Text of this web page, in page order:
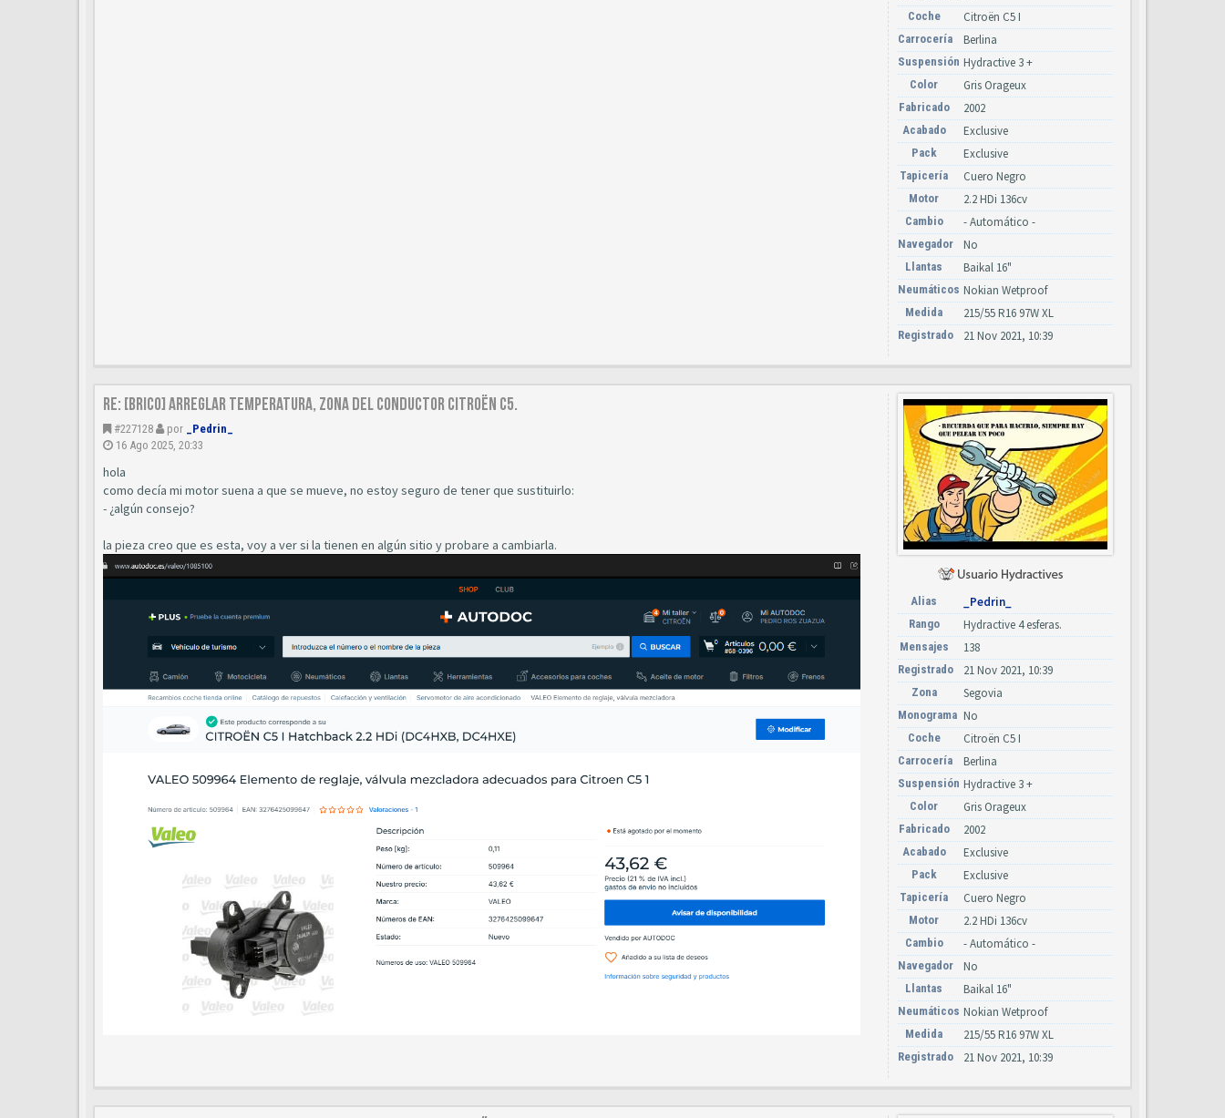
Coche Citroën C5 I
Carrocería Berlina
Suspensión Hydractive 3 +
Color Gris Orageux
Fabricado 2002
Acabado Exclusive
Pack Exclusive
Tapicería Cuero Negro
Motor 2.2 HDi 136cv
Cambio - Automático -
Navegador No
Llantas Baikal 16"
Neumáticos Nokian Wetproof
Medida 215/55 R16 97W XL
Registrado 21 Nov 2021, 10:39
Re: [Brico] Arreglar temperatura, zona del conductor Citroën C5.
#227128 por _Pedrin_
16 Ago 2025, 20:33
hola
como decía mi motor suena a que se mueve, no estoy seguro de tener que sustituirlo:
- ¿algún consejo?
la pieza creo que es esta, voy a ver si la tienen en algún sitio y probare a cambiarla.
Alias _Pedrin_
Rango Hydractive 4 esferas.
Mensajes 138
Registrado 21 Nov 2021, 10:39
Zona Segovia
Monograma No
Coche Citroën C5 I
Carrocería Berlina
Suspensión Hydractive 3 +
Color Gris Orageux
Fabricado 2002
Acabado Exclusive
Pack Exclusive
Tapicería Cuero Negro
Motor 2.2 HDi 136cv
Cambio - Automático -
Navegador No
Llantas Baikal 16"
Neumáticos Nokian Wetproof
Medida 215/55 R16 97W XL
Registrado 21 Nov 2021, 10:39